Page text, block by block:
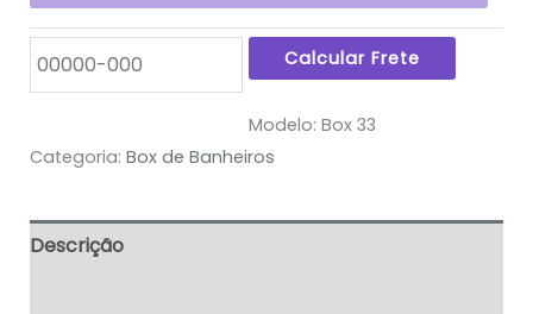
Modelo:Box 33
Categoria: Box de Banheiros
Descrição